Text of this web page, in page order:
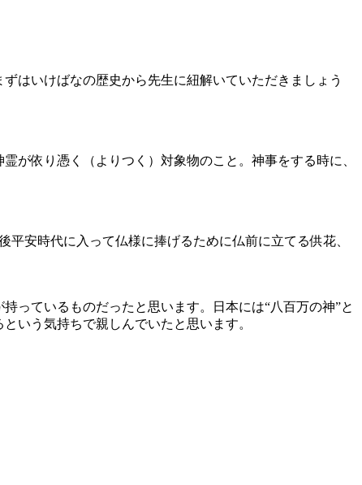
はいけばなの歴史から先生に紐解いていただきましょう
霊が依り憑く（よりつく）対象物のこと。神事をする時に、
安時代に入って仏様に捧げるために仏前に立てる供花、
っているものだったと思います。日本には“八百万の神”と
いう気持ちで親しんでいたと思います。